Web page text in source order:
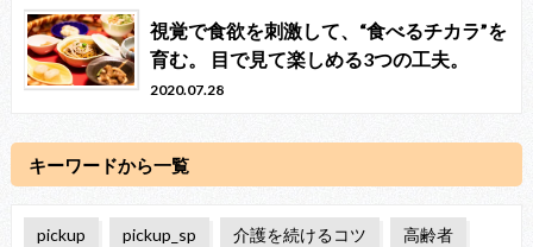
視覚で食欲を刺激して、“食べるチカラ”を
育む。 目で見て楽しめる3つの工夫。
2020.07.28
キーワードから一覧
pickup pickup_sp 介護を続けるコツ 高齢者